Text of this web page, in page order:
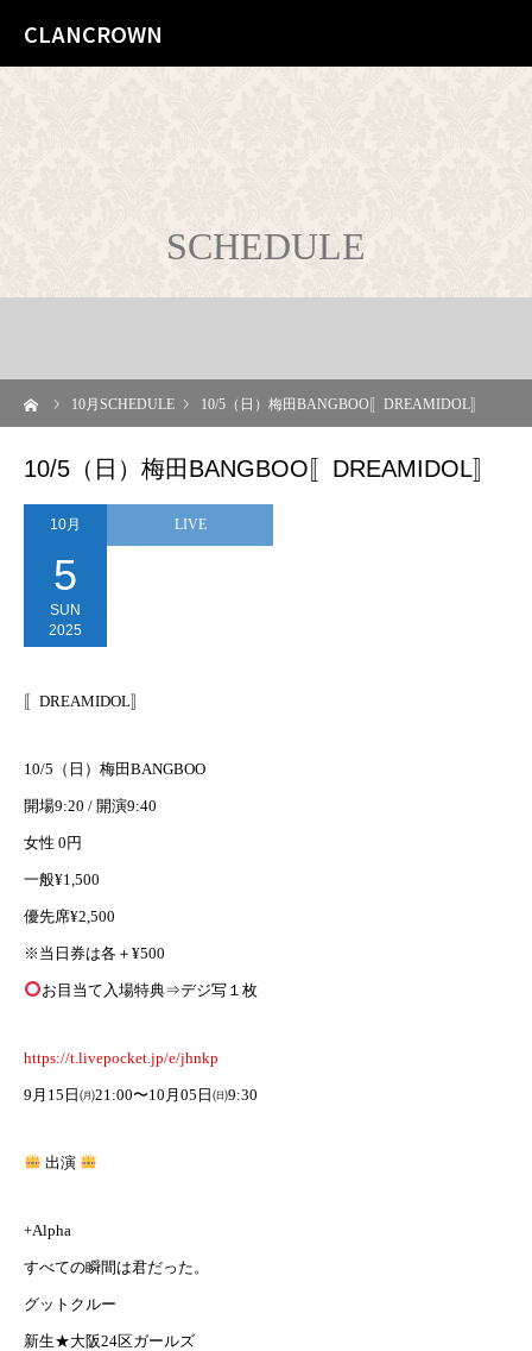
CLANCROWN
SCHEDULE
10月SCHEDULE 10/5（日）梅田BANGBOO〚DREAMIDOL〛
10/5（日）梅田BANGBOO〚DREAMIDOL〛
10月
5
SUN
2025
LIVE
〚DREAMIDOL〛
10/5（日）梅田BANGBOO
開場9:20 / 開演9:40
女性 0円
一般¥1,500
優先席¥2,500
※当日券は各＋¥500
お目当て入場特典⇒デジ写１枚
https://t.livepocket.jp/e/jhnkp
9月15日㈪21:00〜10月05日㈰9:30
出演
+Alpha
すべての瞬間は君だった。
グットクルー
新生★大阪24区ガールズ